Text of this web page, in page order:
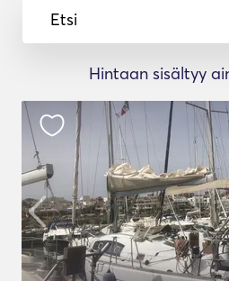
Etsi
Hintaan sisältyy